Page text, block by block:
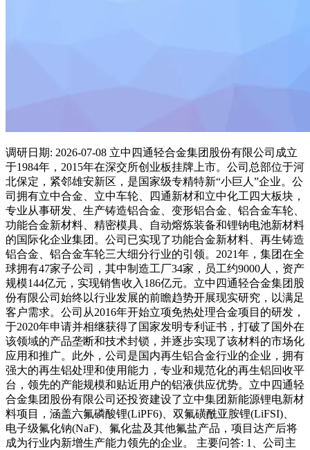
调研日期: 2026-07-08 立中四通轻合金集团股份有限公司成立
于1984年，2015年在深交所创业板挂牌上市。公司总部位于河
北保定，紧邻雄安新区，是国家级专精特新“小巨人”企业。公
司拥有立中合金、立中车轮、四通新材和立中化工四大板块，
专业从事研发、生产铸造铝合金、变形铝合金、铝合金车轮、
功能合金新材料、精密模具、自动熔炼装备和锂钠电池新材料
的国际化企业集团。公司已实现了功能合金新材料、再生铸造
铝合金、铝合金车轮三大细分行业的引领。2021年，集团在全
球拥有47家子公司，其中制造工厂34家，员工约9000人，资产
规模144亿元，实现销售收入186亿元。立中四通轻合金集团股
份有限公司始终以行业发展的前瞻趋势开展现实研究，以满足
客户需求。公司从2016年开始立项免热处理合金项目的研发，
于2020年申请并相继获得了国家发明专利证书，打破了国外在
该领域的产品垄断和技术封锁，并逐步实现了该材料的市场化
应用和推广。此外，公司是国内再生铝合金行业的企业，拥有
强大的再生铝处理和使用能力，专业和规范化的再生铝回收平
台，领先的产能规模和贴近用户的铝液供应优势。立中四通轻
合金集团股份有限公司还投资建设了立中集团新能源锂电新材
料项目，涵盖六氟磷酸锂(LiPF6)、双氟磺酰亚胺锂(LiFSI)、
电子级氟化钠(NaF)、氟化盐及其他氟盐产品，项目达产后将
成为行业内新增生产能力领先的企业。 主要问答: 1、公司主